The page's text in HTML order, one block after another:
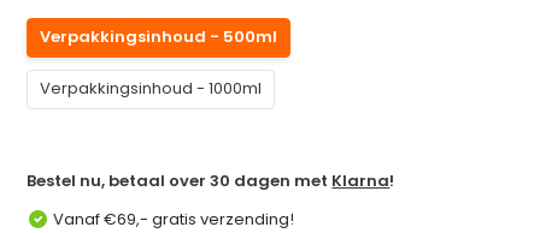
Verpakkingsinhoud - 500ml
Verpakkingsinhoud - 1000ml
Bestel nu, betaal over 30 dagen met Klarna!
Vanaf €69,- gratis verzending!